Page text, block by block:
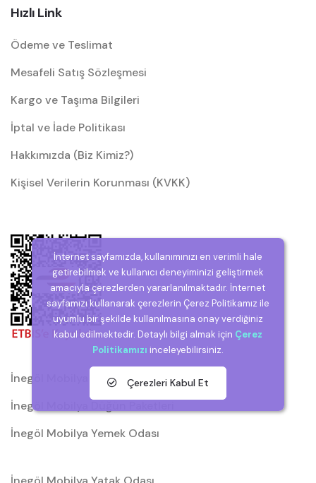
Hızlı Link
Ödeme ve Teslimat
Mesafeli Satış Sözleşmesi
Kargo ve Taşıma Bilgileri
İptal ve İade Politikası
Hakkımızda (Biz Kimiz?)
Kişisel Verilerin Korunması (KVKK)
İnegöl Mobilya
İnegöl Mobilya Düğün Paketleri
İnegöl Mobilya Yemek Odası
İnternet sayfamızda, kullanımınızı en verimli hale
getirebilmek ve kullanıcı deneyiminizi geliştirmek
amacıyla çerezlerden yararlanılmaktadır. İnternet
sayfamızı kullanarak çerezlerin Çerez Politikamız ile
uyumlu bir şekilde kullanılmasına onay verdiğiniz
kabul edilmektedir. Detaylı bilgi almak için Çerez
Politikamızı inceleyebilirsiniz.
Çerezleri Kabul Et